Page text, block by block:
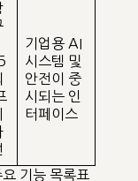
기업용 AI
시스템 및
안전이 중
시되는 인
터페이스
기능 목록표